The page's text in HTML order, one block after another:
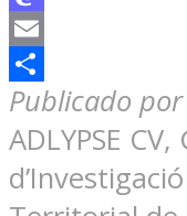
Mastodon
Email
Compartir
Publicado por
ADLYPSE